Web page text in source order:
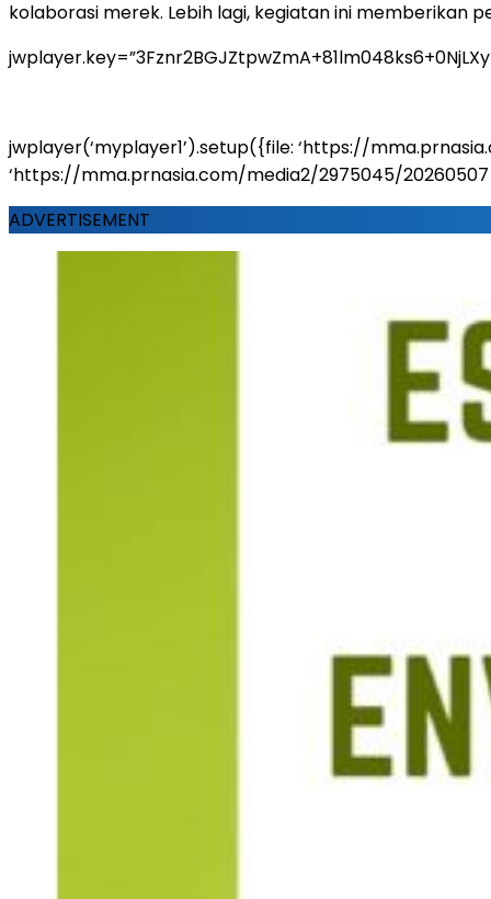
kolaborasi merek. Lebih lagi, kegiatan ini memberikan
jwplayer(‘myplayer1’).setup({file: ‘https://
‘https://mma.prnasia.com/media2/2975045/
ADVERTISEMENT